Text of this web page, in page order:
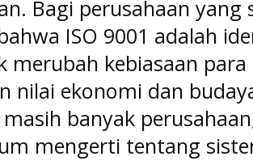
Bagi perusahaan
ISO 9001 adalah
merubah kebiasaan
nilai ekonomi dan
banyak
mengerti tentang